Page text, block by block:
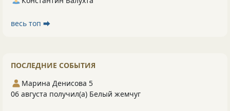
весь топ ⮕
ПОСЛЕДНИЕ СОБЫТИЯ
Марина Денисова 5
06 августа получил(а) Белый жемчуг